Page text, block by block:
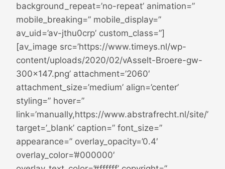
background_repeat=’no-repeat’ animation=”
mobile_breaking=” mobile_display=”
av_uid=’av-jthu0crp’ custom_class=”]
[av_image src=’https://www.timeys.nl/wp-
content/uploads/2020/02/vAsselt-Broere-gw-
300×147.png’ attachment=’2060′
attachment_size=’medium’ align=’center’
styling=” hover=”
link=’manually,https://www.abstrafrecht.nl/site/’
target=’_blank’ caption=” font_size=”
appearance=” overlay_opacity=’0.4′
overlay_color=’#000000′